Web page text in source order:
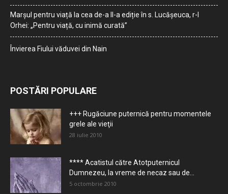
Marșul pentru viață la cea de-a II-a ediție în s. Lucășeuca, r-l
Orhei: „Pentru viață, cu inimă curată”
Învierea Fiului văduvei din Nain
POSTĂRI POPULARE
+++ Rugăciune puternică pentru momentele
grele ale vieţii
28 iulie 2010
**** Acatistul către Atotputernicul
Dumnezeu, la vreme de necaz sau de...
5 octombrie 2010